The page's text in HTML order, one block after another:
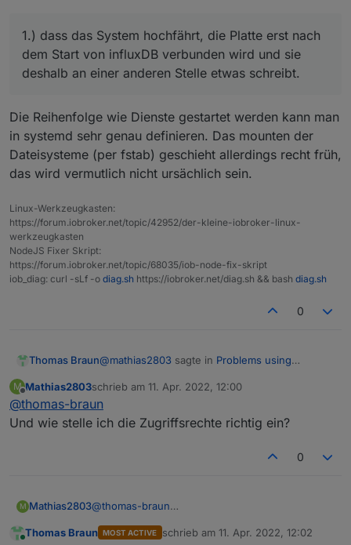
2.) dass nach dem Neustart die Zugriffsrechte
der Platte nicht richtig sind (diese muss ich nach
dem Löschen und wieder herstellen manuell
setzten) und deshalb influxDB den Fehler macht.
über alle Tipps. Danke
1.) dass das System hochfährt, die Platte erst nach
dem Start von influxDB verbunden wird und sie
deshalb an einer anderen Stelle etwas schreibt.
Die Reihenfolge wie Dienste gestartet werden kann man
in systemd sehr genau definieren. Das mounten der
Dateisysteme (per fstab) geschieht allerdings recht früh,
das wird vermutlich nicht ursächlich sein.
Linux-Werkzeugkasten:
https://forum.iobroker.net/topic/42952/der-kleine-iobroker-linux-
werkzeugkasten
NodeJS Fixer Skript:
https://forum.iobroker.net/topic/68035/iob-node-fix-skript
iob_diag: curl -sLf -o diag.sh https://iobroker.net/diag.sh && bash diag.sh
0
Thomas Braun@mathias2803 sagte in Problems using
erst nach dem Start von influxDB
verbunden wird und sie deshalb an einer
Die Reihenfolge wie Dienste gestartet werden
Das mounten der Dateisysteme (per fstab)
M
Offline
Mathias2803schrieb am 11. Apr. 2022, 12:00
zuletzt editiert von
@thomas-braun
Und wie stelle ich die Zugriffsrechte richtig ein?
0
M Mathias2803@thomas-braun
Thomas Braun MOST ACTIVE schrieb am 11. Apr. 2022, 12:02
zuletzt editiert von